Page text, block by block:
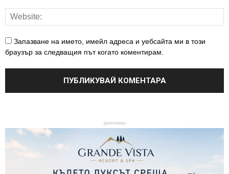
Запазване на името, имейл адреса и уебсайта ми в този
браузър за следващия път когато коментирам.
-реклама-